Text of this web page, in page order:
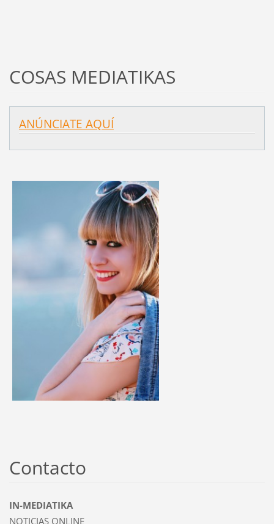
COSAS MEDIATIKAS
ANÚNCIATE AQUÍ
Contacto
IN-MEDIATIKA
NOTICIAS ONLINE